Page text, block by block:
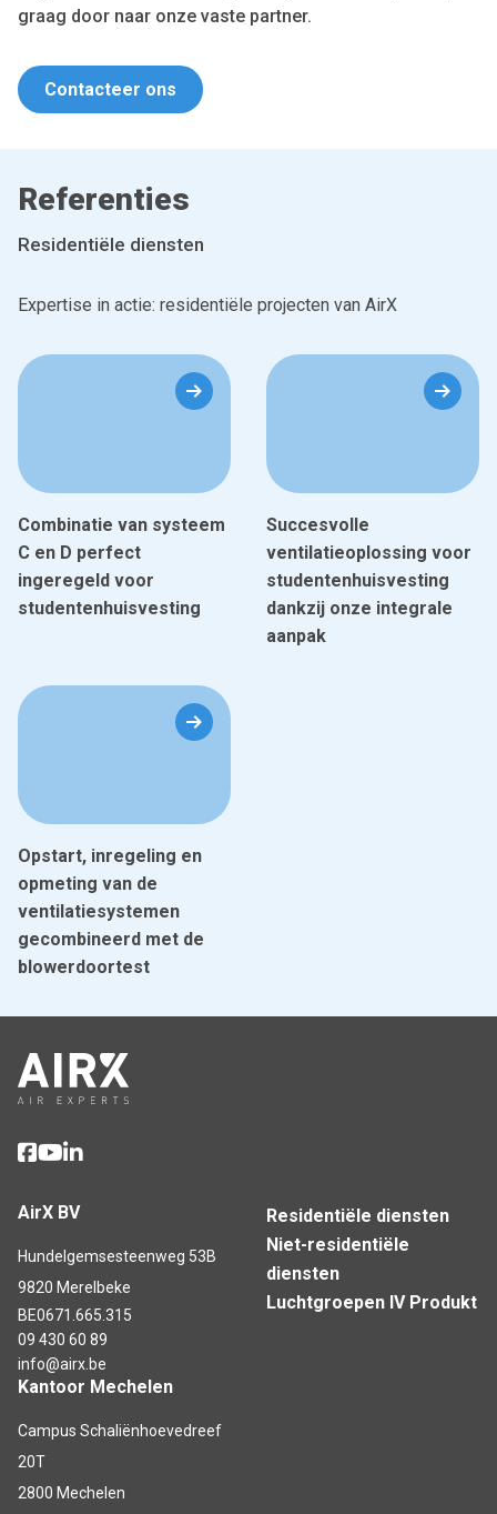
graag door naar onze vaste partner.
Contacteer ons
Referenties
Residentiële diensten
Expertise in actie: residentiële projecten van AirX
Combinatie van systeem
C en D perfect
ingeregeld voor
studentenhuisvesting
Succesvolle
ventilatieoplossing voor
studentenhuisvesting
dankzij onze integrale
aanpak
Opstart, inregeling en
opmeting van de
ventilatiesystemen
gecombineerd met de
blowerdoortest
AirX BV
Hundelgemsesteenweg 53B
9820 Merelbeke
BE0671.665.315
09 430 60 89
info@airx.be
Kantoor Mechelen
Campus Schaliënhoevedreef
20T
2800 Mechelen
Residentiële diensten
Niet-residentiële
diensten
Luchtgroepen IV Produkt